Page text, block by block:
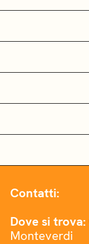
Contatti:
Dove si trova:
Monteverdi